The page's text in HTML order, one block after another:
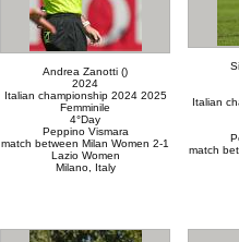
Andrea Zanotti ()
2024
Italian championship 2024 2025
Femminile
4°Day
Peppino Vismara
match between Milan Women 2-1
Lazio Women
Milano, Italy
Italian
match